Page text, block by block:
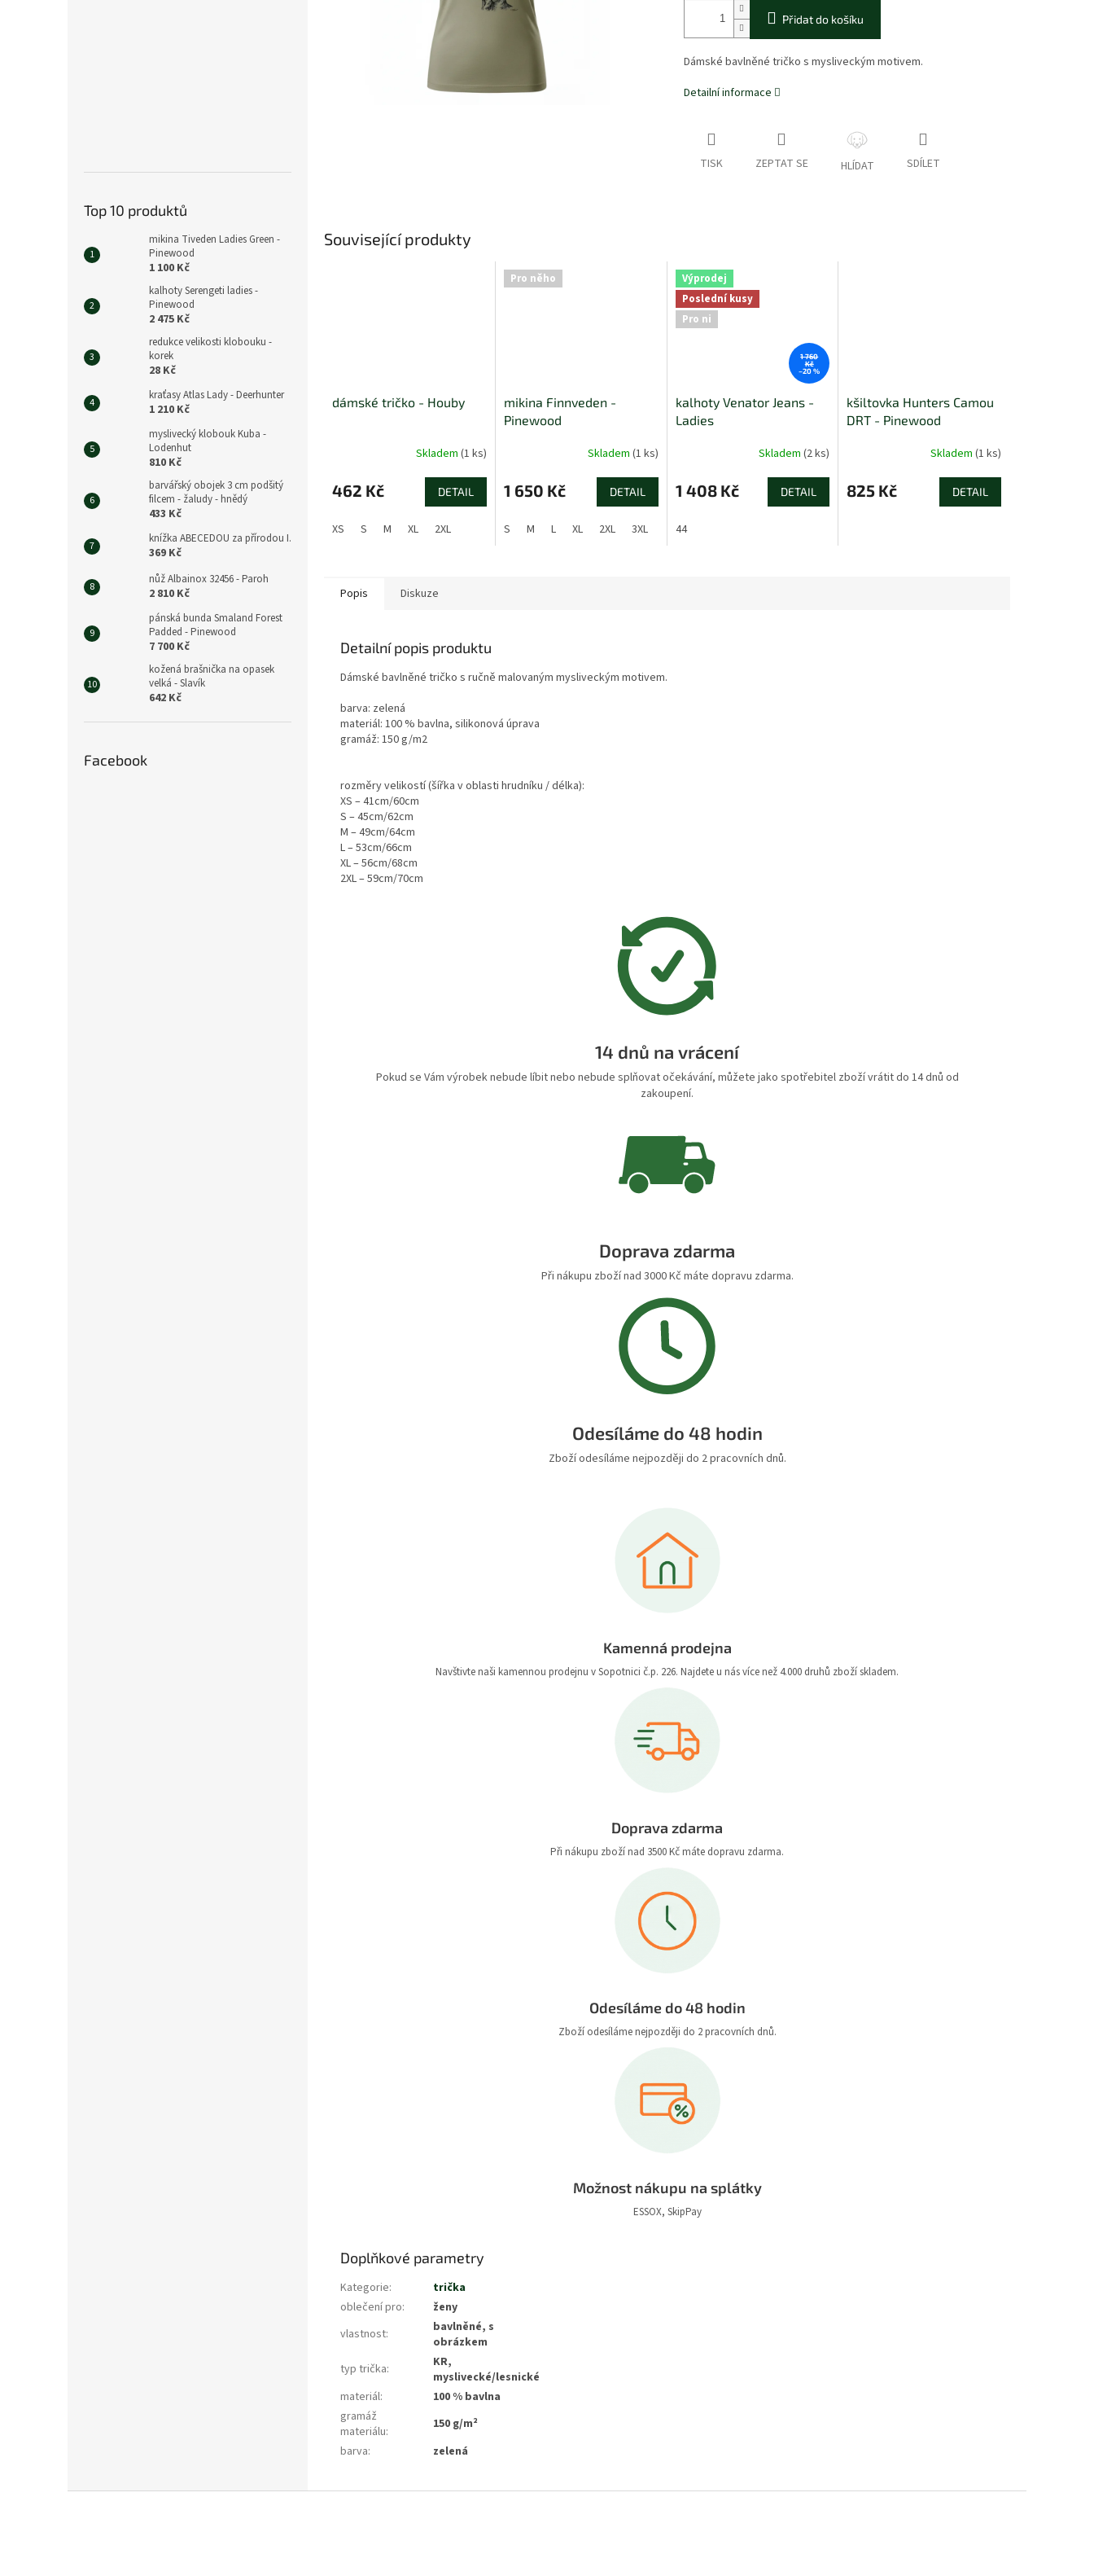
Top 10 produktů
mikina Tiveden Ladies Green -
Pinewood
1 100 Kč
kalhoty Serengeti ladies -
Pinewood
2 475 Kč
redukce velikosti klobouku -
korek
28 Kč
kraťasy Atlas Lady - Deerhunter
1 210 Kč
myslivecký klobouk Kuba -
Lodenhut
810 Kč
barvářský obojek 3 cm podšitý
filcem - žaludy - hnědý
433 Kč
knížka ABECEDOU za přírodou I.
369 Kč
nůž Albainox 32456 - Paroh
2 810 Kč
pánská bunda Smaland Forest
Padded - Pinewood
7 700 Kč
kožená brašnička na opasek
velká - Slavík
642 Kč
Facebook
Přidat do košíku
Dámské bavlněné tričko s mysliveckým motivem.
Detailní informace
TISK ZEPTAT SE HLÍDAT SDÍLET
Související produkty
dámské tričko - Houby
Skladem (1 ks)
462 Kč DETAIL
XS S M XL 2XL
Pro něho
mikina Finnveden -
Pinewood
Skladem (1 ks)
1 650 Kč DETAIL
S M L XL 2XL 3XL 4XL
Výprodej
Poslední kusy
Pro ni
1 760
Kč
–20 %
kalhoty Venator Jeans -
Ladies
Skladem(2 ks)
1 408 Kč DETAIL
44
kšiltovka Hunters Camou
DRT - Pinewood
Skladem (1 ks)
825 Kč DETAIL
Popis Diskuze
Detailní popis produktu
Dámské bavlněné tričko s ručně malovaným mysliveckým motivem.
barva: zelená
materiál: 100 % bavlna, silikonová úprava
gramáž: 150 g/m2
rozměry velikostí (šířka v oblasti hrudníku / délka):
XS – 41cm/60cm
S – 45cm/62cm
M – 49cm/64cm
L – 53cm/66cm
XL – 56cm/68cm
2XL – 59cm/70cm
14 dnů na vrácení
Pokud se Vám výrobek nebude líbit nebo nebude splňovat očekávání, můžete jako spotřebitel zboží vrátit do 14 dnů od
zakoupení.
Doprava zdarma
Při nákupu zboží nad 3000 Kč máte dopravu zdarma.
Odesíláme do 48 hodin
Zboží odesíláme nejpozději do 2 pracovních dnů.
Kamenná prodejna
Navštivte naši kamennou prodejnu v Sopotnici č.p. 226. Najdete u nás více než 4.000 druhů zboží skladem.
Doprava zdarma
Při nákupu zboží nad 3500 Kč máte dopravu zdarma.
Odesíláme do 48 hodin
Zboží odesíláme nejpozději do 2 pracovních dnů.
Možnost nákupu na splátky
ESSOX, SkipPay
Doplňkové parametry
Kategorie:
trička
oblečení pro:
ženy
vlastnost:
bavlněné, s
obrázkem
typ trička:
KR,
myslivecké/lesnické
materiál:
100 % bavlna
gramáž
materiálu:
150 g/m²
barva: zelená